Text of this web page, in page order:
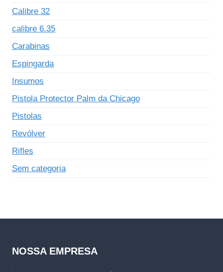
Calibre 32
calibre 6.35
Carabinas
Espingarda
Insumos
Pistola Protector Palm da Chicago
Pistolas
Revólver
Rifles
Sem categoria
NOSSA EMPRESA